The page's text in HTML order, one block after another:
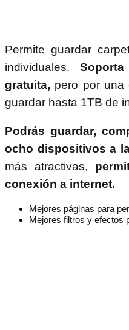
Permite guardar
individuales.
gratuita, pero por una
guardar hasta 1TB de
Podrás guardar,
ocho dispositivos a
más atractivas,
conexión a internet.
Mejores páginas para
Mejores filtros y efectos